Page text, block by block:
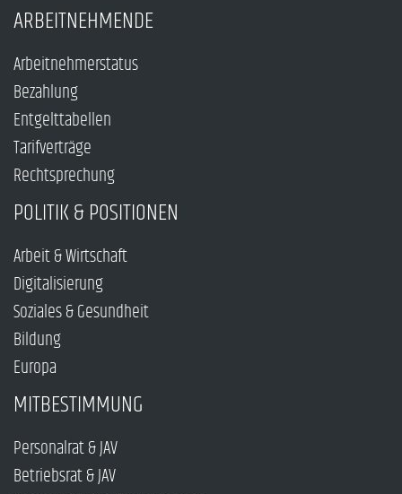
ARBEITNEHMENDE
Arbeitnehmerstatus
Bezahlung
Entgelttabellen
Tarifverträge
Rechtsprechung
POLITIK & POSITIONEN
Arbeit & Wirtschaft
Digitalisierung
Soziales & Gesundheit
Bildung
Europa
MITBESTIMMUNG
Personalrat & JAV
Betriebsrat & JAV